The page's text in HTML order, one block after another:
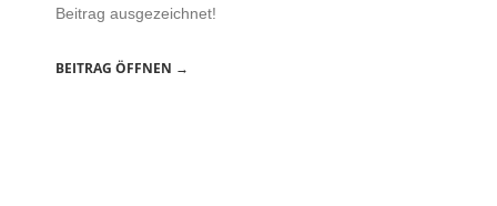
Beitrag ausgezeichnet!
BEITRAG ÖFFNEN →